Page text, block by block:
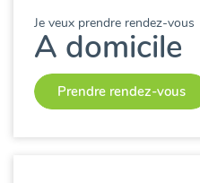
Je veux prendre rendez-vous
A domicile
Prendre rendez-vous